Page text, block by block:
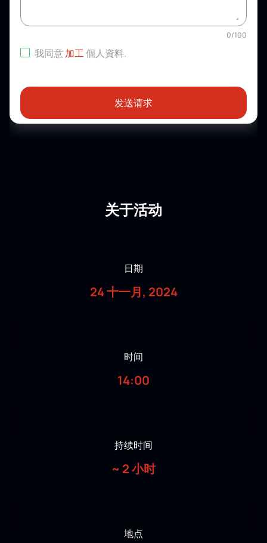
0/100
我同意加工個人資料.
发送请求
关于活动
日期
24 十一月, 2024
时间
14:00
持续时间
~ 2 小时
地点